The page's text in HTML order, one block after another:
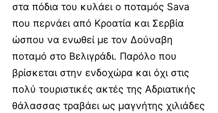
στα πόδια του κυλάει ο ποταμός Sava
που περνάει από Κροατία και Σερβία
ώσπου να ενωθεί με τον Δούναβη
ποταμό στο Βελιγράδι. Παρόλο που
βρίσκεται στην ενδοχώρα και όχι στις
πολύ τουριστικές ακτές της Αδριατικής
θάλασσας τραβάει ως μαγνήτης χιλιάδες